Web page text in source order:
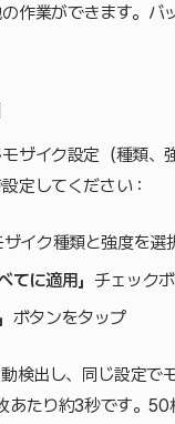
作業ができます。バ
ザイク設定（種類、
定してください：
イク種類と強度を選
てに適用」 チェック
ボタンをタップ
検出し、同じ設定で
あたり約3秒です。